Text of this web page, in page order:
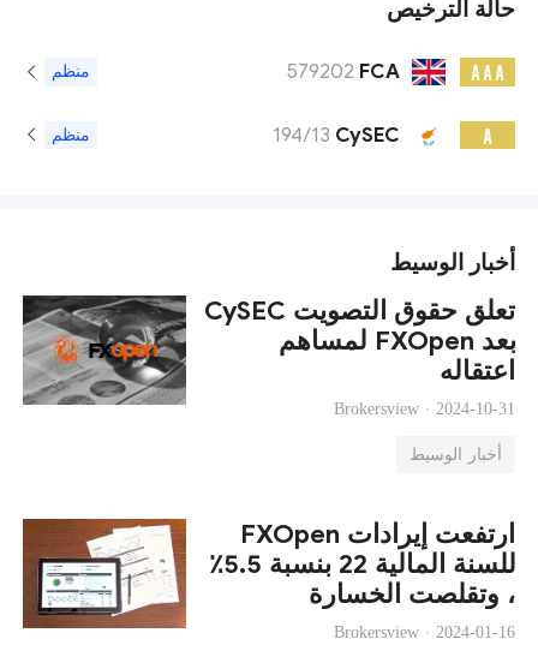
حالة الترخيص
A A A
FCA
579202 منظم
A
CySEC
194/13 منظم
أخبار الوسيط
CySEC تعلق حقوق التصويت
لمساهم FXOpen بعد
اعتقاله
Brokersview · 2024-10-31
أخبار الوسيط
ارتفعت إيرادات FXOpen
للسنة المالية 22 بنسبة 5.5٪
، وتقلصت الخسارة
Brokersview · 2024-01-16